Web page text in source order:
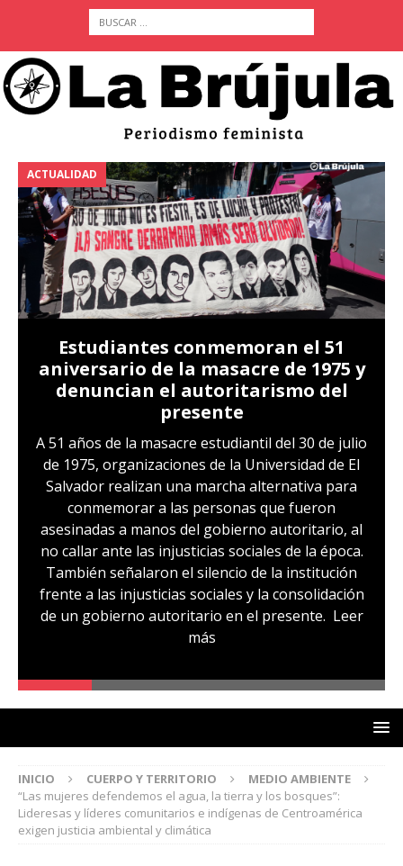
ACTUALIDAD
Estudiantes conmemoran el 51
aniversario de la masacre de 1975 y
denuncian el autoritarismo del
presente
A 51 años de la masacre estudiantil del 30 de julio
de 1975, organizaciones de la Universidad de El
Salvador realizan una marcha alternativa para
conmemorar a las personas que fueron
asesinadas a manos del gobierno autoritario, al
no callar ante las injusticias sociales de la época.
También señalaron el silencio de la institución
frente a las injusticias sociales y la consolidación
de un gobierno autoritario en el presente. Leer
más
INICIO CUERPO Y TERRITORIO
MEDIO AMBIENTE
“Las mujeres defendemos el agua, la tierra y los bosques”:
Lideresas y líderes comunitarios e indígenas de Centroamérica
exigen justicia ambiental y climática